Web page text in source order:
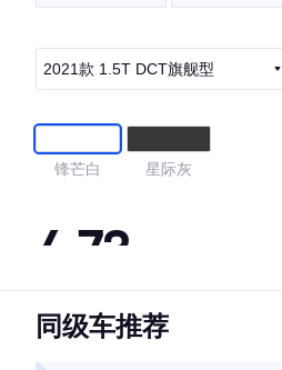
2021款 1.5T DCT旗舰型
锋芒白 星际灰
4.73
·外观表现较为优秀，优于77%同级车
同级车推荐